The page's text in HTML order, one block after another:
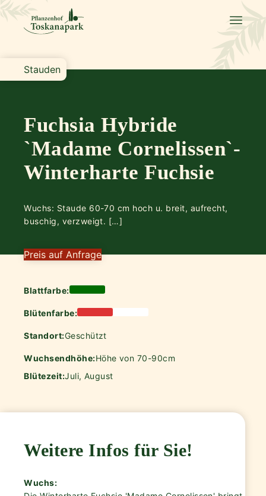
Stauden
Fuchsia Hybride
`Madame Cornelissen`-
Winterharte Fuchsie
Wuchs: Staude 60-70 cm hoch u. breit, aufrecht,
buschig, verzweigt. […]
Preis auf Anfrage
Blattfarbe:
Blütenfarbe:
Standort:Geschützt
Wuchsendhöhe:Höhe von 70-90cm
Blütezeit:Juli, August
Weitere Infos für Sie!
Wuchs: